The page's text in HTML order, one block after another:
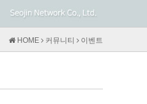
HOME 커뮤니티 이벤트